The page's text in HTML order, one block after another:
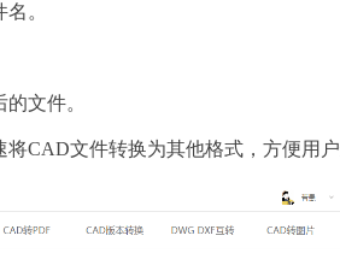
。
文件。
CAD文件转换为其他格式，方便用户